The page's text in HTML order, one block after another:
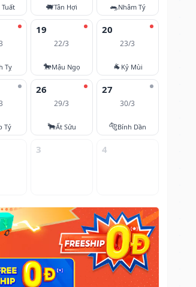
Tuất 🐖Tân Hợi 🐀Nhâm Tý
Tỵ
19
22/3
🐎Mậu Ngọ
20
23/3
🐐 Kỷ Mùi
Tý
26
29/3
🐂Ất Sửu
27
30/3
🐅Bính Dần
3 4